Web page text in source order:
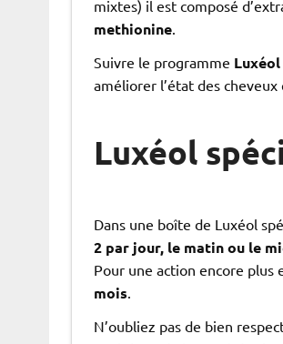
mixtes) il est composé
methionine.
Suivre le programme
améliorer l’état des cheveux
Luxéol
Dans une boîte de Luxéol
2 par jour, le matin ou le
Pour une action encore
mois
N’oubliez pas de bien